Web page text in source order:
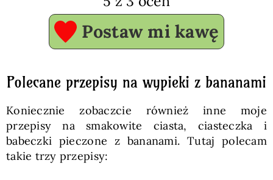
Postaw mi kawę
Polecane przepisy na wypieki z bananami
Koniecznie zobaczcie również inne moje
przepisy na smakowite ciasta, ciasteczka i
babeczki pieczone z bananami. Tutaj polecam
takie trzy przepisy: